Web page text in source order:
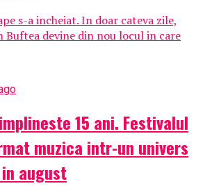
s-a incheiat. In doar cateva zile,
Buftea devine din nou locul in care
implineste 15 ani. Festivalul
muzica intr-un univers
august